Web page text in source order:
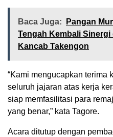
Baca Juga:
Pangan
Tengah Kembali
Kancab Takengon
“Kami mengucapkan terima
seluruh jajaran atas kerja
siap memfasilitasi para
yang benar,” kata Tagore.
Acara ditutup dengan